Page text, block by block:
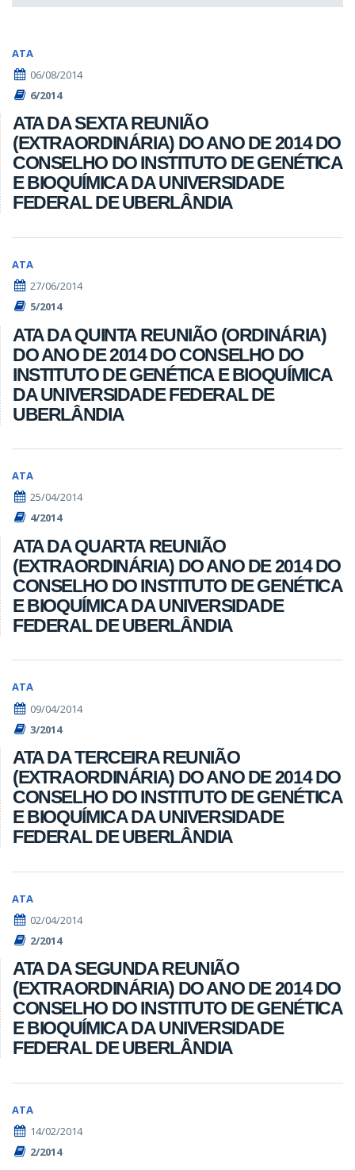
ATA
06/08/2014
6/2014
ATA DA SEXTA REUNIÃO
(EXTRAORDINÁRIA) DO ANO DE 2014 DO
CONSELHO DO INSTITUTO DE GENÉTICA
E BIOQUÍMICA DA UNIVERSIDADE
FEDERAL DE UBERLÂNDIA
ATA
27/06/2014
5/2014
ATA DA QUINTA REUNIÃO (ORDINÁRIA)
DO ANO DE 2014 DO CONSELHO DO
INSTITUTO DE GENÉTICA E BIOQUÍMICA
DA UNIVERSIDADE FEDERAL DE
UBERLÂNDIA
ATA
25/04/2014
4/2014
ATA DA QUARTA REUNIÃO
(EXTRAORDINÁRIA) DO ANO DE 2014 DO
CONSELHO DO INSTITUTO DE GENÉTICA
E BIOQUÍMICA DA UNIVERSIDADE
FEDERAL DE UBERLÂNDIA
ATA
09/04/2014
3/2014
ATA DA TERCEIRA REUNIÃO
(EXTRAORDINÁRIA) DO ANO DE 2014 DO
CONSELHO DO INSTITUTO DE GENÉTICA
E BIOQUÍMICA DA UNIVERSIDADE
FEDERAL DE UBERLÂNDIA
ATA
02/04/2014
2/2014
ATA DA SEGUNDA REUNIÃO
(EXTRAORDINÁRIA) DO ANO DE 2014 DO
CONSELHO DO INSTITUTO DE GENÉTICA
E BIOQUÍMICA DA UNIVERSIDADE
FEDERAL DE UBERLÂNDIA
ATA
14/02/2014
2/2014